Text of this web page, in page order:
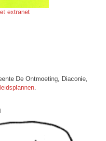
extranet
De Ontmoeting, Diaconie,
.